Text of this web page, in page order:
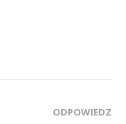
ODPOWIEDZ